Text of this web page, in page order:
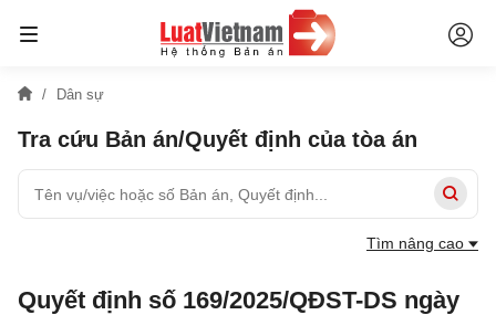
Dân sự
Tra cứu Bản án/Quyết định của tòa án
Tìm nâng cao
Quyết định số 169/2025/QĐST-DS ngày